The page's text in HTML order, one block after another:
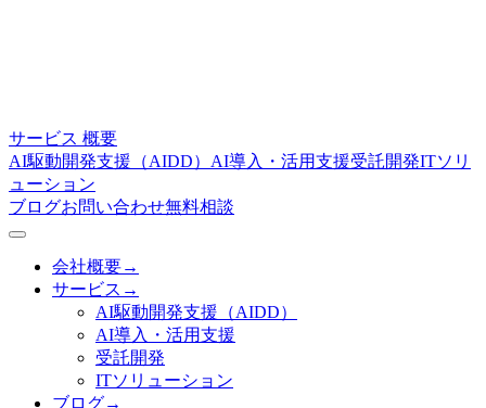
サービス 概要
AI駆動開発支援（AIDD） AI導入・活用支援受託開発ITソリ
ューション
ブログお問い合わせ無料相談
会社概要→
サービス →
AI駆動開発支援（AIDD）
AI導入・活用支援
受託開発
ITソリューション
ブログ→